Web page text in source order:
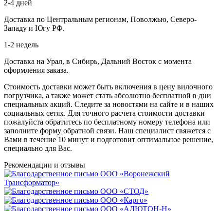
2-4 дней
Доставка по Центральным регионам, Поволжью, Северо-
Западу и Югу РФ.
1-2 недель
Доставка на Урал, в Сибирь, Дальний Восток с момента
оформления заказа.
Стоимость доставки может быть включения в цену вилочного
погрузчика, а также может стать абсолютно бесплатной в дни
специальных акций. Следите за новостями на сайте и в наших
социальных сетях. Для точного расчета стоимости доставки
пожалуйста обратитесь по бесплатному номеру телефона или
заполните форму обратной связи. Наш специалист свяжется с
Вами в течение 10 минут и подготовит оптимальное решение,
специально для Вас.
Рекомендации и отзывы